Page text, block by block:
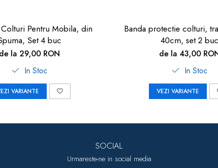
Pentru Mobila, din
Set 4 buc
la 29,00 RON
In Stoc
VARIANTE
Banda protectie colturi,
40cm, set 2 buc
de la 43,00
In Stoc
VEZI VARIANTE
SOCIAL
Urmareste-ne in social media